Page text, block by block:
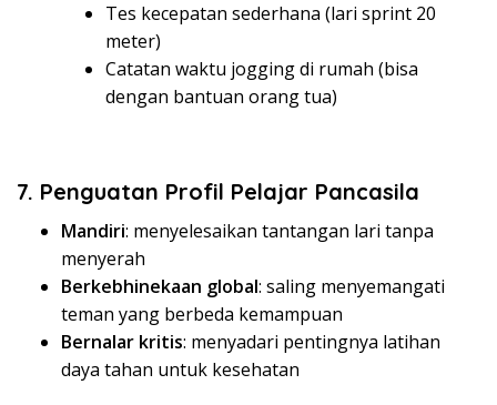
Tes kecepatan sederhana (lari sprint 20
meter)
Catatan waktu jogging di rumah (bisa
dengan bantuan orang tua)
7. Penguatan Profil Pelajar Pancasila
Mandiri: menyelesaikan tantangan lari tanpa
menyerah
Berkebhinekaan global: saling menyemangati
teman yang berbeda kemampuan
Bernalar kritis: menyadari pentingnya latihan
daya tahan untuk kesehatan